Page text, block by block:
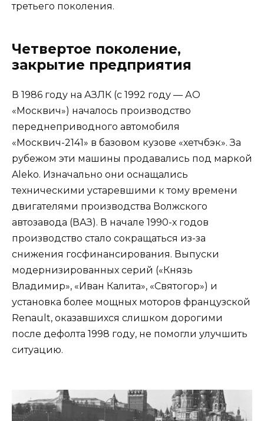
третьего поколения.
Четвертое поколение,
закрытие предприятия
В 1986 году на АЗЛК (с 1992 году — АО
«Москвич») началось производство
переднеприводного автомобиля
«Москвич-2141» в базовом кузове «хетчбэк». За
рубежом эти машины продавались под маркой
Aleko. Изначально они оснащались
техническими устаревшими к тому времени
двигателями производства Волжского
автозавода (ВАЗ). В начале 1990-х годов
производство стало сокращаться из-за
снижения госфинансирования. Выпуски
модернизированных серий («Князь
Владимир», «Иван Калита», «Святогор») и
установка более мощных моторов французской
Renault, оказавшихся слишком дорогими
после дефолта 1998 году, не помогли улучшить
ситуацию.